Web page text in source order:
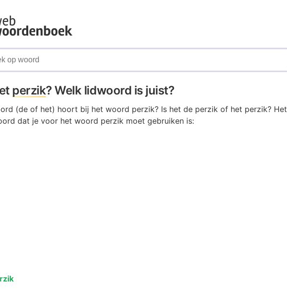
perzik? Welk lidwoord is juist?
(de of het) hoort bij het woord perzik? Is het de perzik of het perzik? Het
dat je voor het woord perzik moet gebruiken is: